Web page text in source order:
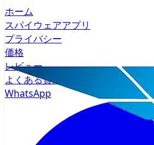
ホーム
スパイウェアアプリ
プライバシー
価格
レビュー
よくある質問
WhatsApp